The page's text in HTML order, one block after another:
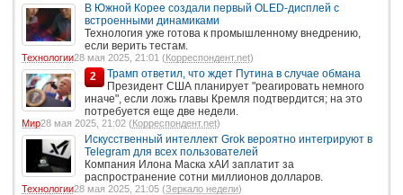
В Южной Корее создали первый OLED-дисплей с
встроенными динамиками
Технология уже готова к промышленному внедрению,
если верить тестам.
Технологии28 мая 2025, 21:01 (Корреспондент.net)
2
Трамп ответил, что ждет Путина в случае обмана
Президент США планирует "реагировать немного
иначе", если ложь главы Кремля подтвердится; на это
потребуется еще две недели.
Мир28 мая 2025, 21:02 (Корреспондент.net)
Искусственный интеллект Grok вероятно интегрируют в
Telegram для всех пользователей
Компания Илона Маска хАИ заплатит за
распространение сотни миллионов долларов.
Технологии28 мая 2025, 21:05 (Зеркало недели)